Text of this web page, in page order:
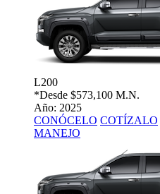
L200
*Desde $573,100 M.N.
Año: 2025
CONÓCELO COTÍZALO
MANEJO